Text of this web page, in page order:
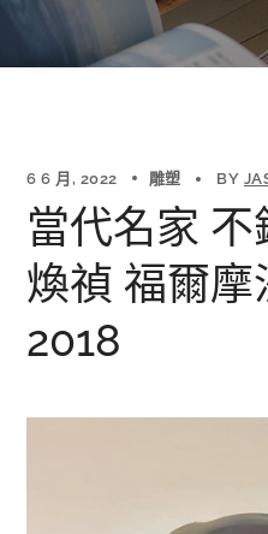
6 6 月, 2022 雕塑 BY
當代名家
煥禎 福爾
2018